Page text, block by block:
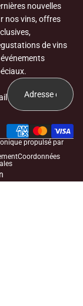
nouvelles
nos vins, offres
de vins
propulsé par
Coordonnées